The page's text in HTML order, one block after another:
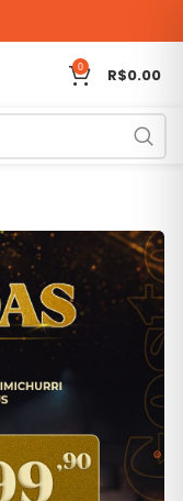
0 R$0.00